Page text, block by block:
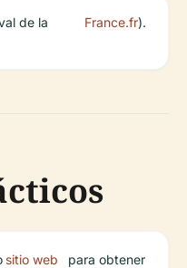
de la
France.fr).
sitio web
para obtener